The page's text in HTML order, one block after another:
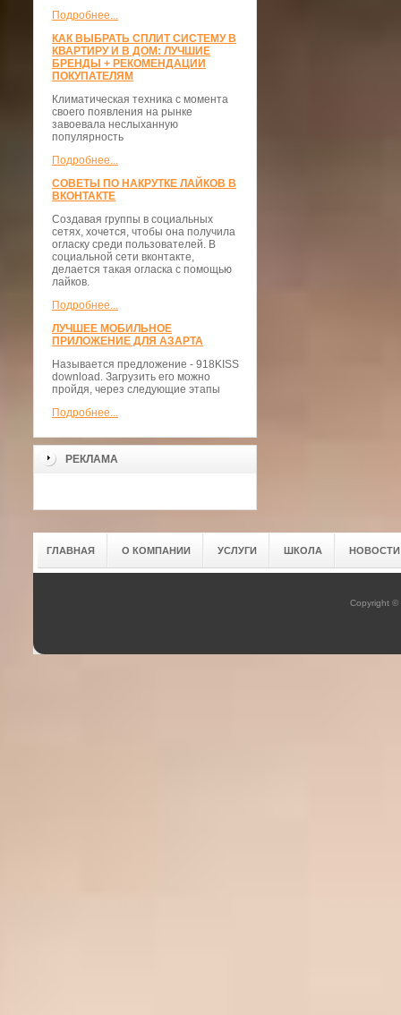
Подробнее...
КАК ВЫБРАТЬ СПЛИТ СИСТЕМУ В
КВАРТИРУ И В ДОМ: ЛУЧШИЕ
БРЕНДЫ + РЕКОМЕНДАЦИИ
ПОКУПАТЕЛЯМ
Климатическая техника с момента
своего появления на рынке
завоевала неслыханную
популярность
Подробнее...
СОВЕТЫ ПО НАКРУТКЕ ЛАЙКОВ В
ВКОНТАКТЕ
Создавая группы в социальных
сетях, хочется, чтобы она получила
огласку среди пользователей. В
социальной сети вконтакте,
делается такая огласка с помощью
лайков.
Подробнее...
ЛУЧШЕЕ МОБИЛЬНОЕ
ПРИЛОЖЕНИЕ ДЛЯ АЗАРТА
Называется предложение - 918KISS
download. Загрузить его можно
пройдя, через следующие этапы
Подробнее...
РЕКЛАМА
ГЛАВНАЯ О КОМПАНИИ УСЛУГИ ШКОЛА НОВОСТИ
Copyright